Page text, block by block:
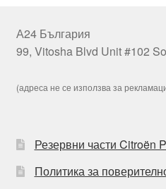
А24 България
99, Vitosha Blvd Unit #102
(адреса не се използва за
Резервни части Citroën
Политика за